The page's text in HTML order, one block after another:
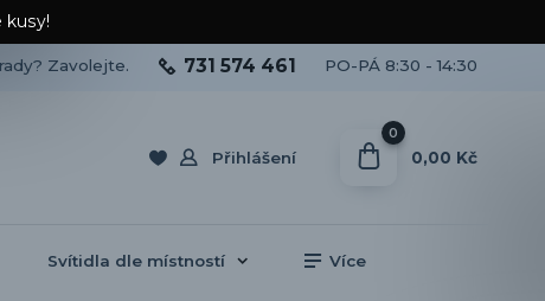
kusy!
Přihlášení
Zavolejte. 731 574 461 PO-PÁ 8:30 - 14:30
0
0,00 Kč
Svítidla dle místností Více